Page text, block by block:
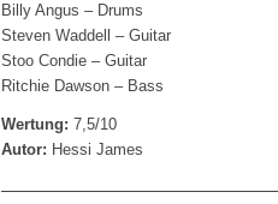
Billy Angus – Drums
Steven Waddell – Guitar
Stoo Condie – Guitar
Ritchie Dawson – Bass
Wertung: 7,5/10
Autor: Hessi James